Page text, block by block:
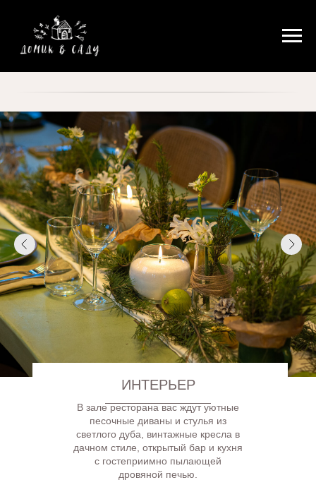
ИНТЕРЬЕР
В зале ресторана вас ждут уютные
песочные диваны и стулья из
светлого дуба, винтажные кресла в
дачном стиле, открытый бар и кухня
с гостеприимно пылающей
дровяной печью.